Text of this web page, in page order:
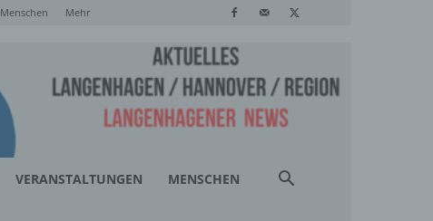
Menschen Mehr
VERANSTALTUNGEN MENSCHEN